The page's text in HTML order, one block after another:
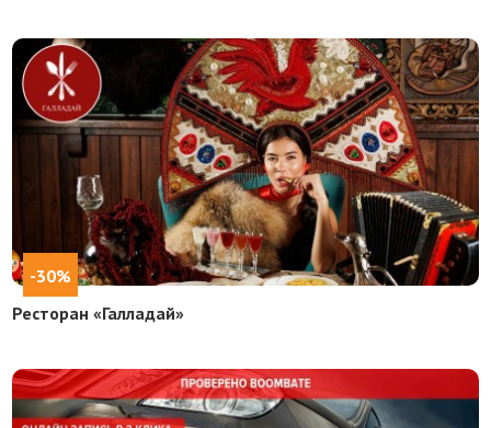
-30%
Ресторан «Галладай»